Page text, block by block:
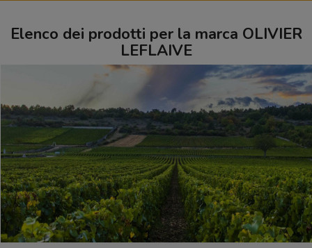
Elenco dei prodotti per la marca OLIVIER
LEFLAIVE